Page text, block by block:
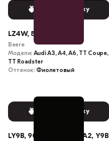
Выбрать краску
LZ4W, 8R
Beere
Модели: Audi A3, A4, A6, TT Coupe,
TT Roadster
Оттенок: Фиолетовый
Выбрать краску
LY9B, 9004, A2, A1, A2A2, Y9B